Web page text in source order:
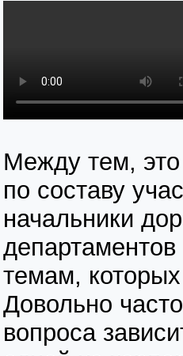
Между тем,
по составу
начальники
департаментов
темам,
Довольно
вопроса